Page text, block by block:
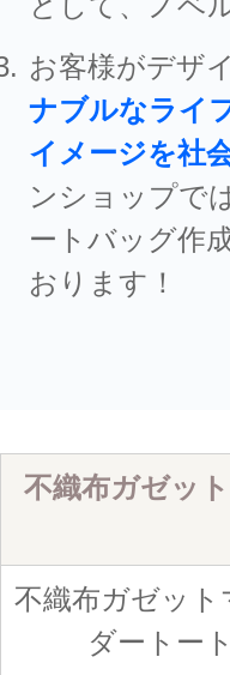
お客様がデザ
ナブルなライ
イメージを社
ンショップで
ートバッグ作
おります！
不織布ガゼッ
不織布ガゼッ
ダートー